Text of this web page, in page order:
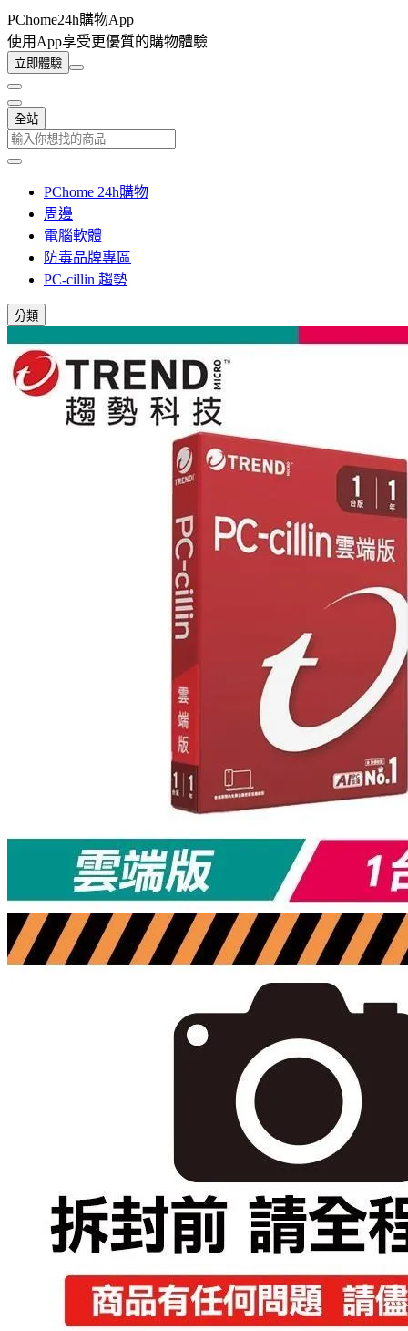
PChome24h購物App
使用App享受更優質的購物體驗
立即體驗
全站
PChome 24h購物
周邊
電腦軟體
防毒品牌專區
PC-cillin 趨勢
分類